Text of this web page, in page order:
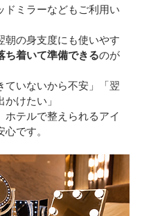
ドミラーなどもご利用い
朝の身支度にも使いやす
ち着いて準備できるのが
ていないから不安」「翌
けたい」
ホテルで整えられるアイ
心です。